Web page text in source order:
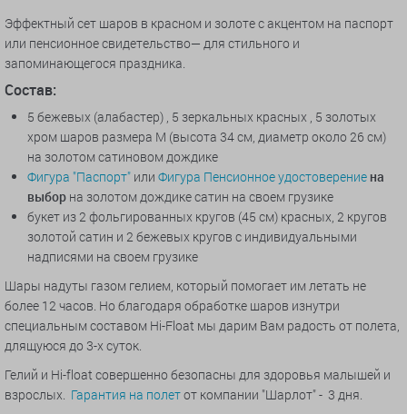
Эффектный сет шаров в красном и золоте с акцентом на паспорт
или пенсионное свидетельство— для стильного и
запоминающегося праздника.
Состав:
5 бежевых (алабастер) , 5 зеркальных красных , 5 золотых
хром шаров размера М (высота 34 см, диаметр около 26 см)
на золотом сатиновом дождике
Фигура "Паспорт" или Фигура Пенсионное удостоверение на
выбор на золотом дождике сатин на своем грузике
букет из 2 фольгированных кругов (45 см) красных, 2 кругов
золотой сатин и 2 бежевых кругов с индивидуальными
надписями на своем грузике
Шары надуты газом гелием, который помогает им летать не
более 12 часов. Но благодаря обработке шаров изнутри
специальным составом Hi-Float мы дарим Вам радость от полета,
длящуюся до 3-х суток.
Гелий и Hi-float совершенно безопасны для здоровья малышей и
взрослых. Гарантия на полетот компании "Шарлот" - 3 дня.